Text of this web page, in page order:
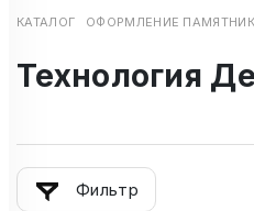
КАТАЛОГ ОФОРМЛЕНИЕ
Технология
Фильтр